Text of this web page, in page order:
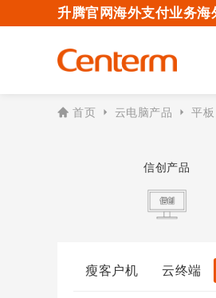
升腾官网海外支付业务海
首页 云电脑产品 平板
信创产品
瘦客户机 云终端